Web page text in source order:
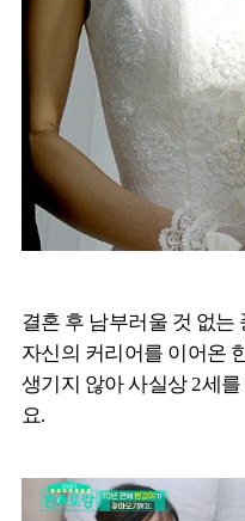
결혼 후 남부러울 것 없는
자신의 커리어를 이어온
생기지 않아 사실상 2세
요.